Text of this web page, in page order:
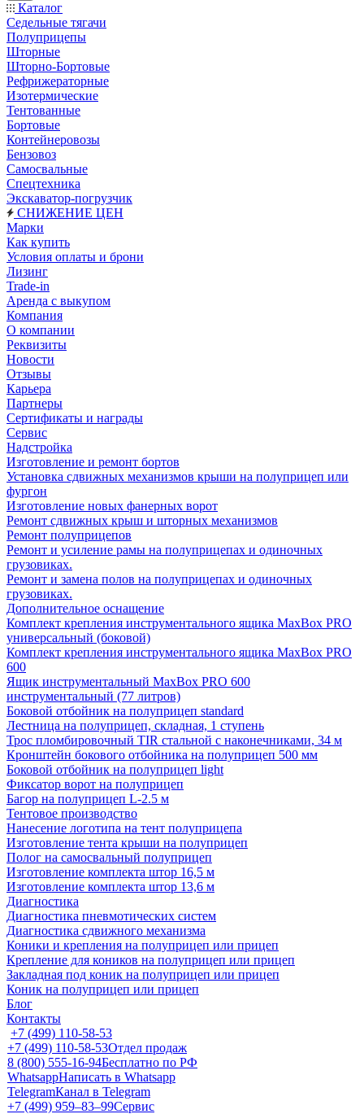
Каталог
Седельные тягачи
Полуприцепы
Шторные
Шторно-Бортовые
Рефрижераторные
Изотермические
Тентованные
Бортовые
Контейнеровозы
Бензовоз
Самосвальные
Спецтехника
Экскаватор-погрузчик
СНИЖЕНИЕ ЦЕН
Марки
Как купить
Условия оплаты и брони
Лизинг
Trade-in
Аренда с выкупом
Компания
О компании
Реквизиты
Новости
Отзывы
Карьера
Партнеры
Сертификаты и награды
Сервис
Надстройка
Изготовление и ремонт бортов
Установка сдвижных механизмов крыши на полуприцеп или
фургон
Изготовление новых фанерных ворот
Ремонт сдвижных крыш и шторных механизмов
Ремонт полуприцепов
Ремонт и усиление рамы на полуприцепах и одиночных
грузовиках.
Ремонт и замена полов на полуприцепах и одиночных
грузовиках.
Дополнительное оснащение
Комплект крепления инструментального ящика MaxBox PRO
универсальный (боковой)
Комплект крепления инструментального ящика MaxBox PRO
600
Ящик инструментальный MaxBox PRO 600
инструментальный (77 литров)
Боковой отбойник на полуприцеп standard
Лестница на полуприцеп, складная, 1 ступень
Трос пломбировочный TIR стальной с наконечниками, 34 м
Кронштейн бокового отбойника на полуприцеп 500 мм
Боковой отбойник на полуприцеп light
Фиксатор ворот на полуприцеп
Багор на полуприцеп L-2.5 м
Тентовое производство
Нанесение логотипа на тент полуприцепа
Изготовление тента крыши на полуприцеп
Полог на самосвальный полуприцеп
Изготовление комплекта штор 16,5 м
Изготовление комплекта штор 13,6 м
Диагностика
Диагностика пневмотических систем
Диагностика сдвижного механизма
Коники и крепления на полуприцеп или прицеп
Крепление для коников на полуприцеп или прицеп
Закладная под коник на полуприцеп или прицеп
Коник на полуприцеп или прицеп
Блог
Контакты
+7 (499) 110-58-53
+7 (499) 110-58-53Отдел продаж
8 (800) 555-16-94Бесплатно по РФ
WhatsappНаписать в Whatsapp
TelegramКанал в Telegram
+7 (499) 959‒83‒99Сервис